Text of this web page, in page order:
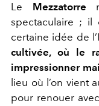
Le Mezzatorre
spectaculaire ; il
certaine idée de
cultivée, où le
impressionner
lieu où l’on vient
pour renouer